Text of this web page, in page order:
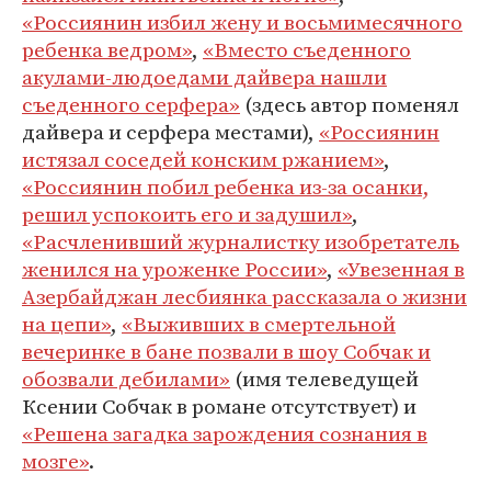
«Россиянин избил жену и восьмимесячного
ребенка ведром», «Вместо съеденного
акулами-людоедами дайвера нашли
съеденного серфера» (здесь автор поменял
дайвера и серфера местами), «Россиянин
истязал соседей конским ржанием»,
«Россиянин побил ребенка из-за осанки,
решил успокоить его и задушил»,
«Расчленивший журналистку изобретатель
женился на уроженке России», «Увезенная в
Азербайджан лесбиянка рассказала о жизни
на цепи», «Выживших в смертельной
вечеринке в бане позвали в шоу Собчак и
обозвали дебилами» (имя телеведущей
Ксении Собчак в романе отсутствует) и
«Решена загадка зарождения сознания в
мозге».